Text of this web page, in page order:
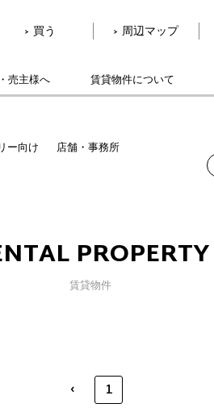
買う 周辺マップ
売主様へ 賃貸物件について
ー向け 店舗・事務所
PROPERTY
賃貸物件
‹ 1